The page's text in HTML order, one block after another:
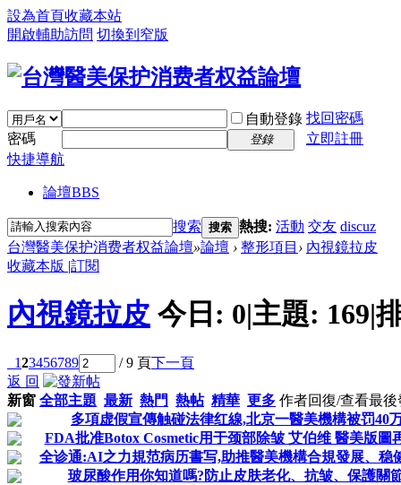
設為首頁收藏本站
開啟輔助訪問 切換到窄版
自動登錄 找回密碼
密碼
登錄
立即註冊
快捷導航
論壇BBS
搜索 搜索 熱搜: 活動 交友 discuz
台灣醫美保护消费者权益論壇»論壇 › 整形項目 › 內視鏡拉皮
收藏本版 |訂閱
內視鏡拉皮 今日: 0|主題: 169|
123456789 / 9 頁下一頁
返 回
新窗 全部主題 最新 熱門 熱帖 精華 更多 作者回復/查看最後
多項虚假宣傳触碰法律红線,北京一醫美機構被罚40
FDA批准Botox Cosmetic用于颈部除皱 艾伯维 醫美版圖
全诊通:AI之力規范病历書写,助推醫美機構合規發展、稳
玻尿酸作用你知道嗎?防止皮肤老化、抗皱、保護關